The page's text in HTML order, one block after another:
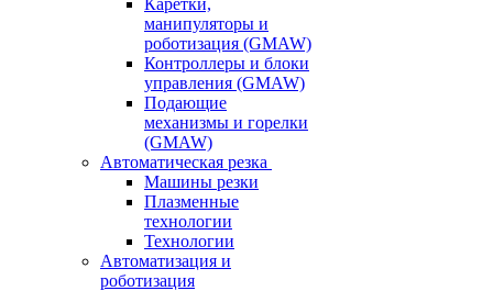
Каретки,
манипуляторы и
роботизация (GMAW)
Контроллеры и блоки
управления (GMAW)
Подающие
механизмы и горелки
(GMAW)
Автоматическая резка
Машины резки
Плазменные
технологии
Технологии
Автоматизация и
роботизация